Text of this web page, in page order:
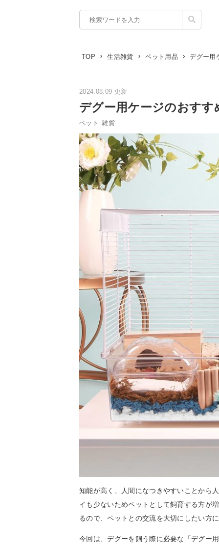
TOP 生活雑貨 ペット用品 デグー用
2024.08.09 更新
デグー用ケージのおすす
ペット 雑貨
知能が高く、人間になつきやすいことから
イも少ないためペットとして飼育する方が
るので、ペットとの交流を大切にしたい方
今回は、デグーを飼う際に必要な「デグー